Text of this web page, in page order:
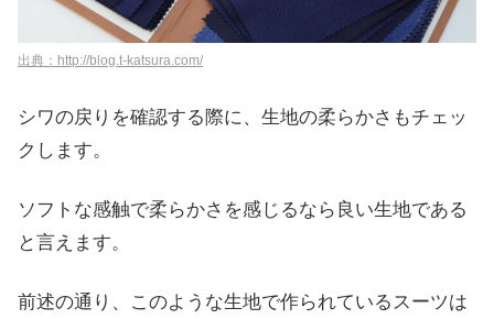
出典：http://blog.t-katsura.com/
シワの戻りを確認する際に、生地の柔らかさもチェッ
クします。
ソフトな感触で柔らかさを感じるなら良い生地である
と言えます。
前述の通り、このような生地で作られているスーツは